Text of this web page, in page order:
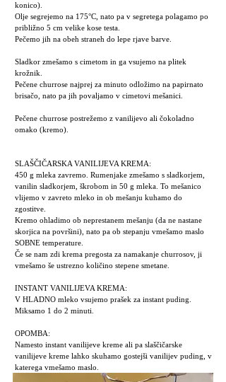
konico).
Olje segrejemo na 175°C, nato pa v segretega polagamo po
približno 5 cm velike kose testa.
Pečemo jih na obeh straneh do lepe rjave barve.
Sladkor zmešamo s cimetom in ga vsujemo na plitek
krožnik.
Pečene churrose najprej za minuto odložimo na papirnato
brisačo, nato pa jih povaljamo v cimetovi mešanici.
Pečene churrose postrežemo z vanilijevo ali čokoladno
omako (kremo).
SLAŠČIČARSKA VANILIJEVA KREMA:
450 g mleka zavremo. Rumenjake zmešamo s sladkorjem,
vanilin sladkorjem, škrobom in 50 g mleka. To mešanico
vlijemo v zavreto mleko in ob mešanju kuhamo do
zgostitve.
Kremo ohladimo ob neprestanem mešanju (da ne nastane
skorjica na površini), nato pa ob stepanju vmešamo maslo
SOBNE temperature.
Če se nam zdi krema pregosta za namakanje churrosov, ji
vmešamo še ustrezno količino stepene smetane.
INSTANT VANILIJEVA KREMA:
V HLADNO mleko vsujemo prašek za instant puding.
Miksamo 1 do 2 minuti.
OPOMBA:
Namesto instant vanilijeve kreme ali pa slaščičarske
vanilijeve kreme lahko skuhamo gostejši vanilijev puding, v
katerega vmešamo maslo.